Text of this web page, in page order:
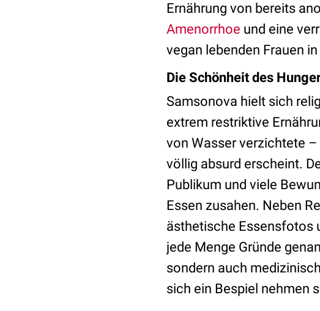
Ernährung von bereits
Amenorrhoe und eine
vegan lebenden Frauen
Die Schönheit des
Samsonova hielt sich
extrem restriktive
von Wasser verzichtete
völlig absurd erscheint.
Publikum und viele
Essen zusahen. Neben
ästhetische Essensfotos
jede Menge Gründe
sondern auch
sich ein Bespiel nehmen